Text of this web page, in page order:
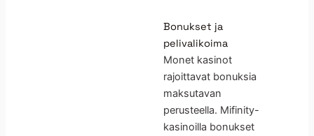
Bonukset ja
pelivalikoima
Monet kasinot
rajoittavat bonuksia
maksutavan
perusteella. Mifinity-
kasinoilla bonukset